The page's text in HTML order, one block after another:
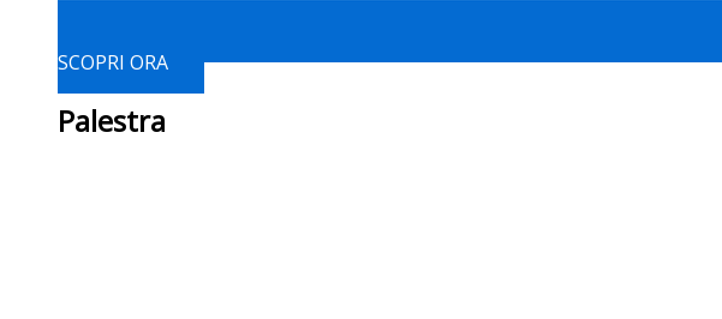
SCOPRI ORA
Palestra